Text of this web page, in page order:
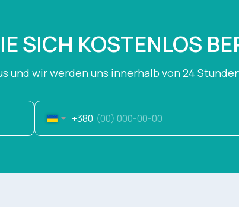
SICH KOSTENLOS
und wir werden uns innerhalb von 24
+380